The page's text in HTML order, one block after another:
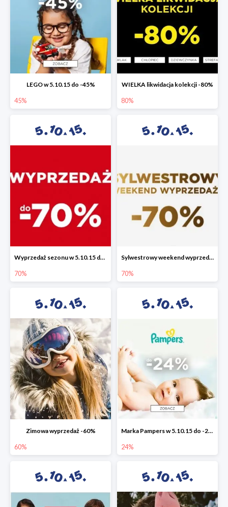
LEGO w 5.10.15 do -45%
45%
WIELKA likwidacja kolekcji -80%
80%
Wyprzedaż sezonu w 5.10.15 do -70%
70%
Sylwestrowy weekend wyprzedaży do -70%
70%
Zimowa wyprzedaż -60%
60%
Marka Pampers w 5.10.15 do -24%
24%